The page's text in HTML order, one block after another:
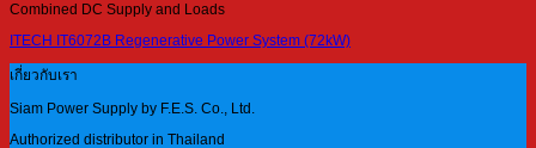
Combined DC Supply and Loads
ITECH IT6072B Regenerative Power System (72kW)
เกี่ยวกับเรา
Siam Power Supply by F.E.S. Co., Ltd.
Authorized distributor in Thailand